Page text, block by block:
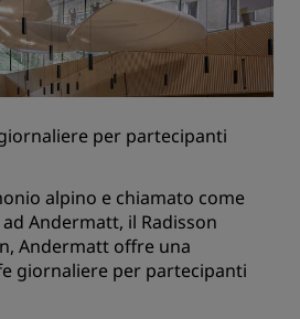
per partecipanti
alpino e chiamato come
Andermatt, il Radisson
Andermatt offre una
giornaliere per partecipanti